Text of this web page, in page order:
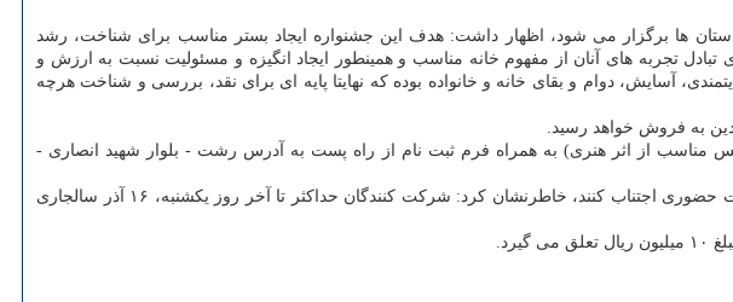
ها برگزار می شود، اظهار داشت: هدف این جشنواره ایجاد بستر مناسب برای شناخت، رشد
تبادل تجربه های آنان از مفهوم خانه مناسب و همینطور ایجاد انگیزه و مسئولیت نسبت به ارزش و
آسایش، دوام و بقای خانه و خانواده بوده که نهایتا پایه ای برای نقد، بررسی و شناخت هرچه
به فروش خواهد رسید.
مناسب از اثر هنری) به همراه فرم ثبت نام از راه پست به آدرس رشت - بلوار شهید انصاری -
قاسمیان با اشاره به اینکه با عنایت به شرایط موجود و رعایت پروتکل های بهداشتی شرکت کنندگان از ارسال آثار به صورت حضوری اجتناب کنند، خاطرنشان کرد: شرکت کنندگان حداکثر تا آخر روز یکشنبه، ۱۶ آذر سالجاری